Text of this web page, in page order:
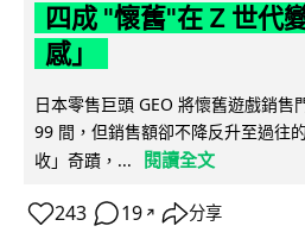
四成 "懷舊"在 Z 世代
感」
日本零售巨頭 GEO 將懷舊遊戲銷售
99 間，但銷售額卻不降反升至過往
收」奇蹟，...
閱讀全文
243 19 ↗ 分享